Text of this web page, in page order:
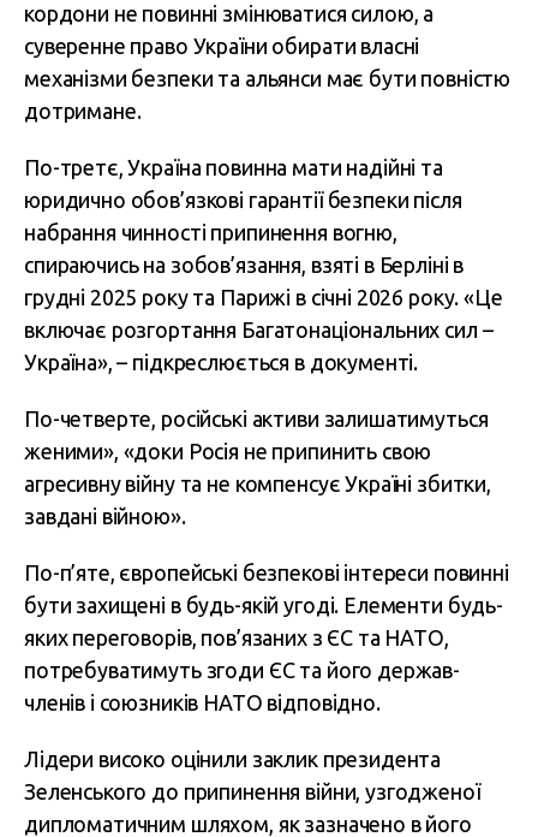
кордони не повинні змінюватися силою, а
суверенне право України обирати власні
механізми безпеки та альянси має бути повністю
дотримане.
По-третє, Україна повинна мати надійні та
юридично обов’язкові гарантії безпеки після
набрання чинності припинення вогню,
спираючись на зобов’язання, взяті в Берліні в
грудні 2025 року та Парижі в січні 2026 року. «Це
включає розгортання Багатонаціональних сил –
Україна», – підкреслюється в документі.
По-четверте, російські активи залишатимуться
женими», «доки Росія не припинить свою
агресивну війну та не компенсує Україні збитки,
завдані війною».
По-п’яте, європейські безпекові інтереси повинні
бути захищені в будь-якій угоді. Елементи будь-
яких переговорів, пов’язаних з ЄС та НАТО,
потребуватимуть згоди ЄС та його держав-
членів і союзників НАТО відповідно.
Лідери високо оцінили заклик президента
Зеленського до припинення війни, узгодженої
дипломатичним шляхом, як зазначено в його